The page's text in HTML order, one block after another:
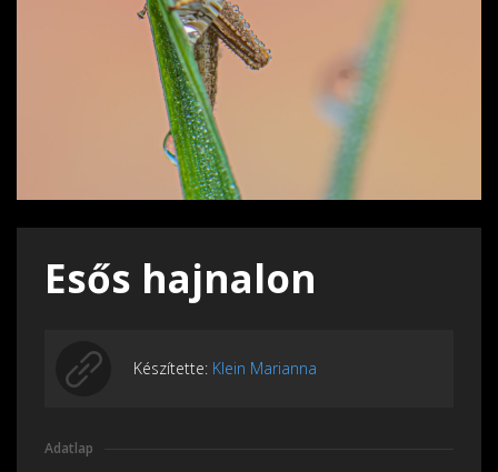
Esős hajnalon
Készítette: Klein Marianna
Adatlap